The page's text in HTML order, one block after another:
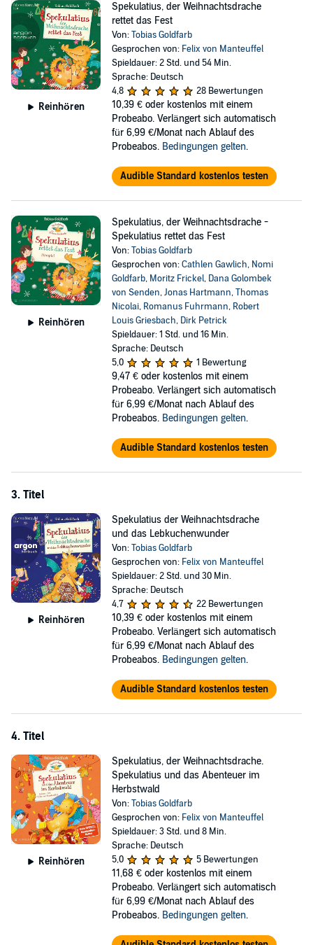
Reinhören
Spekulatius, der Weihnachtsdrache
rettet das Fest
Von:Tobias Goldfarb
Gesprochen von: Felix von Manteuffel
Spieldauer: 2 Std. und 54 Min.
Sprache: Deutsch
4,8
28 Bewertungen
10,39 € oder kostenlos mit einem
Probeabo. Verlängert sich automatisch
für 6,99 €/Monat nach Ablauf des
Probeabos. Bedingungen gelten.
Audible Standard kostenlos testen
Reinhören
Spekulatius, der Weihnachtsdrache -
Spekulatius rettet das Fest
Von:Tobias Goldfarb
Gesprochen von:Cathlen Gawlich, Nomi
Goldfarb, Moritz Frickel, Dana Golombek
von Senden,Jonas Hartmann,Thomas
Nicolai, Romanus Fuhrmann, Robert
Louis Griesbach, Dirk Petrick
Spieldauer: 1 Std. und 16 Min.
Sprache: Deutsch
5,0
1 Bewertung
9,47 € oder kostenlos mit einem
Probeabo. Verlängert sich automatisch
für 6,99 €/Monat nach Ablauf des
Probeabos. Bedingungen gelten.
Audible Standard kostenlos testen
3. Titel
Reinhören
Spekulatius der Weihnachtsdrache
und das Lebkuchenwunder
Von:Tobias Goldfarb
Gesprochen von: Felix von Manteuffel
Spieldauer: 2 Std. und 30 Min.
Sprache: Deutsch
4,7
22 Bewertungen
10,39 € oder kostenlos mit einem
Probeabo. Verlängert sich automatisch
für 6,99 €/Monat nach Ablauf des
Probeabos. Bedingungen gelten.
Audible Standard kostenlos testen
4. Titel
Reinhören
Spekulatius, der Weihnachtsdrache.
Spekulatius und das Abenteuer im
Herbstwald
Von:Tobias Goldfarb
Gesprochen von: Felix von Manteuffel
Spieldauer: 3 Std. und 8 Min.
Sprache: Deutsch
5,0
5 Bewertungen
11,68 € oder kostenlos mit einem
Probeabo. Verlängert sich automatisch
für 6,99 €/Monat nach Ablauf des
Probeabos. Bedingungen gelten.